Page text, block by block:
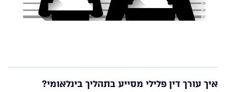
איך עורך דין פלילי מסייע בתהליך בינלאומי?